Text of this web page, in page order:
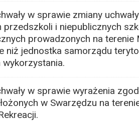
w sprawie zmiany
przedszkoli i niepublicznych
prowadzonych na
niż jednostka samorządu
w sprawie wyrażenia
w Swarzędzu na